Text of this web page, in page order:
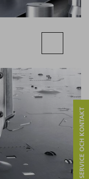
SERVICE OCH KONTAKT